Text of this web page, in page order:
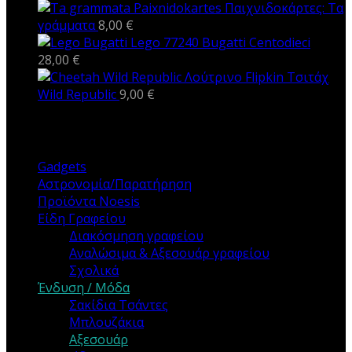
Παιχνιδοκάρτες: Τα
γράμματα8,00 €
Lego 77240 Bugatti Centodieci
28,00 €
Λούτρινο Flipkin Τσιτάχ
Wild Republic9,00 €
Gadgets
Αστρονομία/Παρατήρηση
Προϊόντα Noesis
Είδη Γραφείου
Διακόσμηση γραφείου
Αναλώσιμα & Αξεσουάρ γραφείου
Σχολικά
Ένδυση / Μόδα
Σακίδια Τσάντες
Μπλουζάκια
Αξεσουάρ